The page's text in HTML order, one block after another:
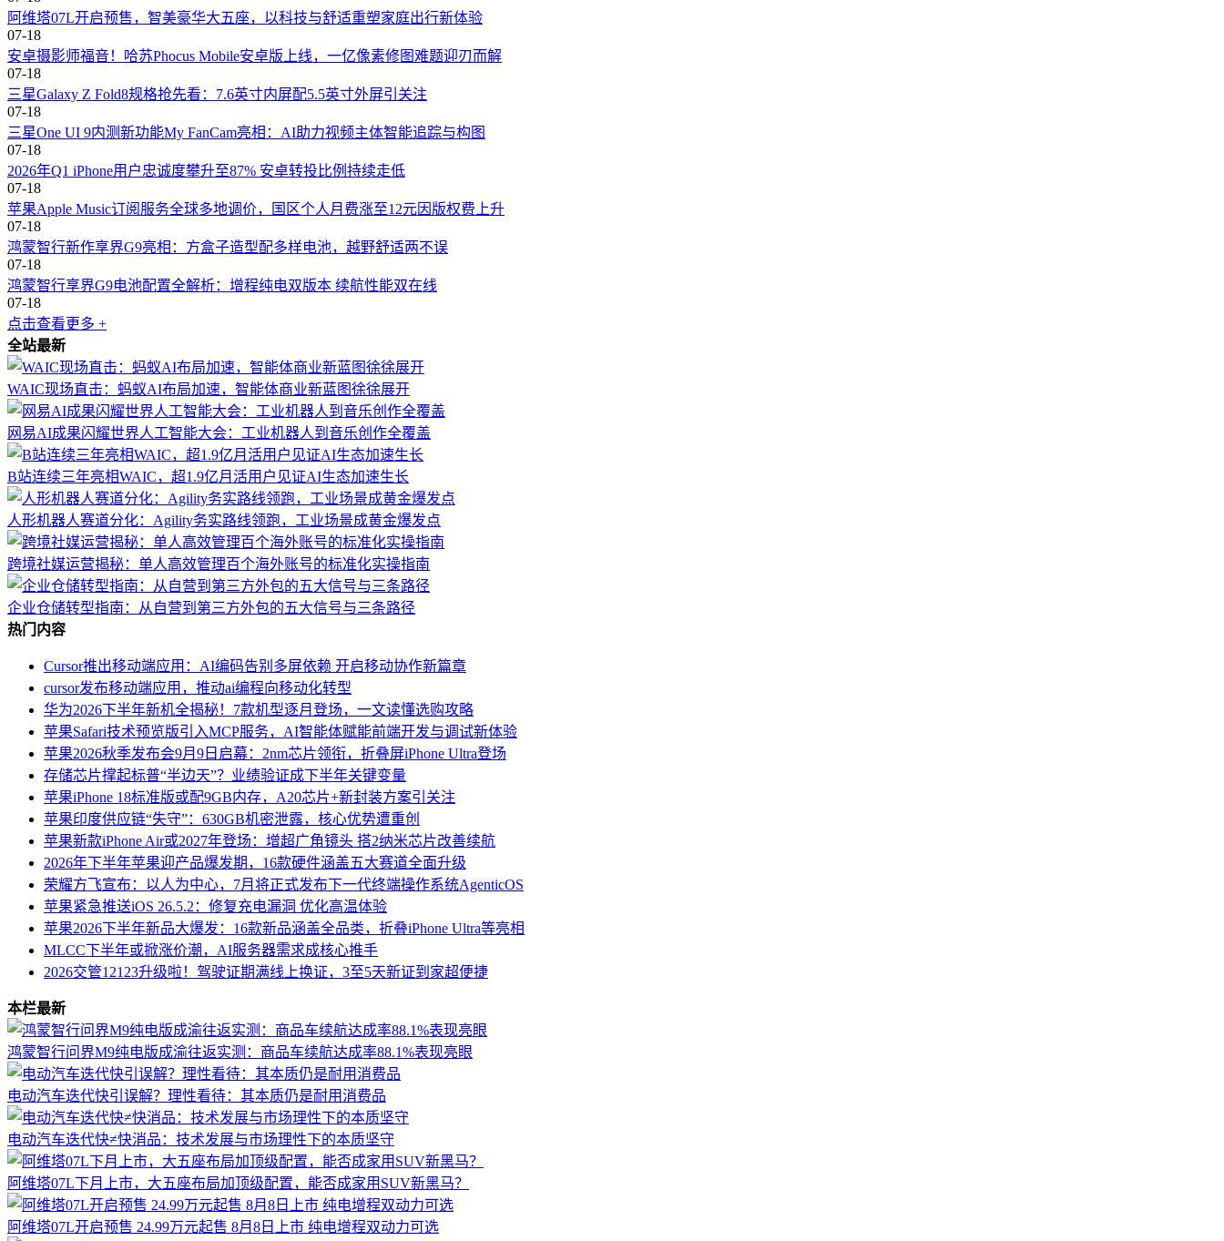
阿维塔07L开启预售，智美豪华大五座，以科技与舒适重塑家庭出行新体验
07-18
安卓摄影师福音！哈苏Phocus Mobile安卓版上线，一亿像素修图难题迎刃而解
07-18
三星Galaxy Z Fold8规格抢先看：7.6英寸内屏配5.5英寸外屏引关注
07-18
三星One UI 9内测新功能My FanCam亮相：AI助力视频主体智能追踪与构图
07-18
2026年Q1 iPhone用户忠诚度攀升至87% 安卓转投比例持续走低
07-18
苹果Apple Music订阅服务全球多地调价，国区个人月费涨至12元因版权费上升
07-18
鸿蒙智行新作享界G9亮相：方盒子造型配多样电池，越野舒适两不误
07-18
鸿蒙智行享界G9电池配置全解析：增程纯电双版本 续航性能双在线
07-18
点击查看更多 +
全站最新
WAIC现场直击：蚂蚁AI布局加速，智能体商业新蓝图徐徐展开
网易AI成果闪耀世界人工智能大会：工业机器人到音乐创作全覆盖
B站连续三年亮相WAIC，超1.9亿月活用户见证AI生态加速生长
人形机器人赛道分化：Agility务实路线领跑，工业场景成黄金爆发点
跨境社媒运营揭秘：单人高效管理百个海外账号的标准化实操指南
企业仓储转型指南：从自营到第三方外包的五大信号与三条路径
热门内容
Cursor推出移动端应用：AI编码告别多屏依赖 开启移动协作新篇章
cursor发布移动端应用，推动ai编程向移动化转型
华为2026下半年新机全揭秘！7款机型逐月登场，一文读懂选购攻略
苹果Safari技术预览版引入MCP服务，AI智能体赋能前端开发与调试新体验
苹果2026秋季发布会9月9日启幕：2nm芯片领衔，折叠屏iPhone Ultra登场
存储芯片撑起标普“半边天”？业绩验证成下半年关键变量
苹果iPhone 18标准版或配9GB内存，A20芯片+新封装方案引关注
苹果印度供应链“失守”：630GB机密泄露，核心优势遭重创
苹果新款iPhone Air或2027年登场：增超广角镜头 搭2纳米芯片改善续航
2026年下半年苹果迎产品爆发期，16款硬件涵盖五大赛道全面升级
荣耀方飞宣布：以人为中心，7月将正式发布下一代终端操作系统AgenticOS
苹果紧急推送iOS 26.5.2：修复充电漏洞 优化高温体验
苹果2026下半年新品大爆发：16款新品涵盖全品类，折叠iPhone Ultra等亮相
MLCC下半年或掀涨价潮，AI服务器需求成核心推手
2026交管12123升级啦！驾驶证期满线上换证，3至5天新证到家超便捷
本栏最新
鸿蒙智行问界M9纯电版成渝往返实测：商品车续航达成率88.1%表现亮眼
电动汽车迭代快引误解？理性看待：其本质仍是耐用消费品
电动汽车迭代快≠快消品：技术发展与市场理性下的本质坚守
阿维塔07L下月上市，大五座布局加顶级配置，能否成家用SUV新黑马？
阿维塔07L开启预售 24.99万元起售 8月8日上市 纯电增程双动力可选